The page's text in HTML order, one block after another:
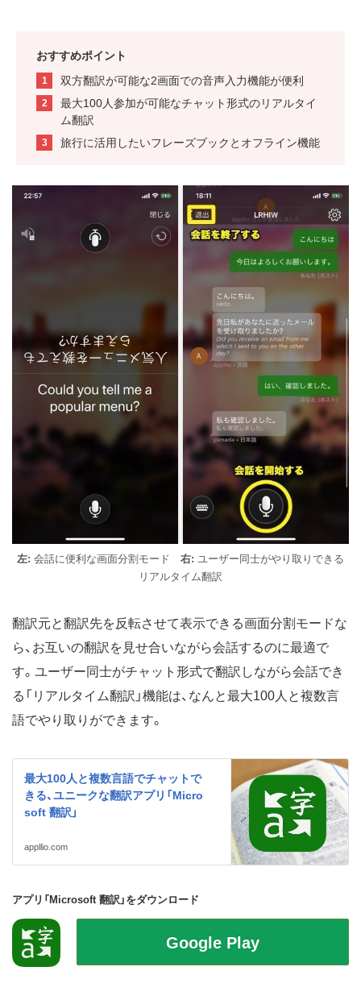
おすすめポイント
双方翻訳が可能な2画面での音声入力機能が便利
最大100人参加が可能なチャット形式のリアルタイ
ム翻訳
旅行に活用したいフレーズブックとオフライン機能
左: 会話に便利な画面分割モード 右: ユーザー同士がやり取りできる
リアルタイム翻訳
翻訳元と翻訳先を反転させて表示できる画面分割モードな
ら、お互いの翻訳を見せ合いながら会話するのに最適で
す。ユーザー同士がチャット形式で翻訳しながら会話でき
る「リアルタイム翻訳」機能は、なんと最大100人と複数言
語でやり取りができます。
最大100人と複数言語でチャットで
きる、ユニークな翻訳アプリ「Micro
soft 翻訳」
appllio.com
アプリ「Microsoft 翻訳」をダウンロード